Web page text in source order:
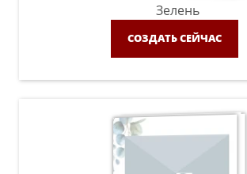
Зелень
СОЗДАТЬ СЕЙЧАС